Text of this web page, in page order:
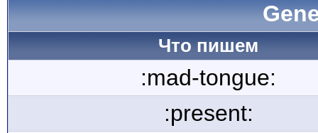
Что пишем
:mad-tongue:
:present: